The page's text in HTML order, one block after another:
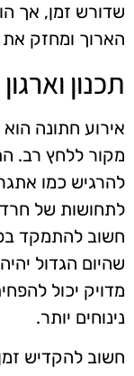
שדורש זמן, אך
הארוך ומחזק
תכנון
אירוע חתונה
מקור ללחץ רב.
להרגיש כמו
לתחושות של
חשוב להתמקד
שהיום הגדול
מדויק יכול
נינוחים יותר.
חשוב להקדיש